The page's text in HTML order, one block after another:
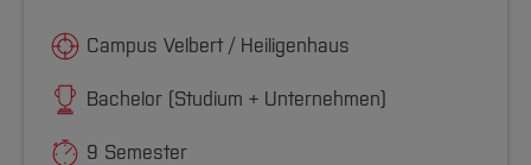
Campus Velbert / Heiligenhaus
Bachelor (Studium + Unternehmen)
9 Semester